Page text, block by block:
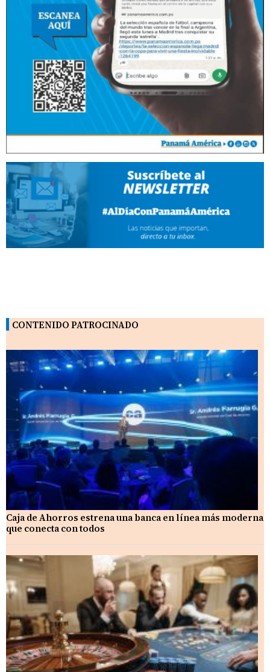
CONTENIDO PATROCINADO
Caja de Ahorros estrena una banca en línea más moderna
que conecta con todos